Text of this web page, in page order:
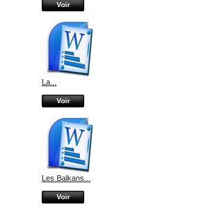
Voir
La...
Voir
Les Balkans...
Voir